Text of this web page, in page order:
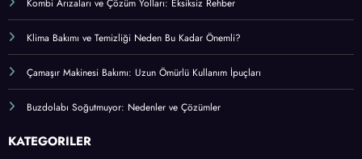
Kombi Arızaları ve Çözüm Yolları: Eksiksiz Rehber
Klima Bakımı ve Temizliği Neden Bu Kadar Önemli?
Çamaşır Makinesi Bakımı: Uzun Ömürlü Kullanım İpuçları
Buzdolabı Soğutmuyor: Nedenler ve Çözümler
KATEGORİLER